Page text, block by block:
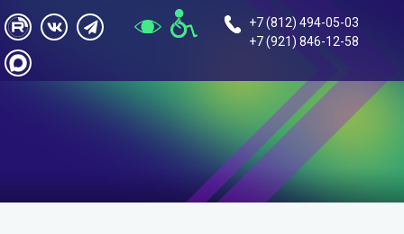
+7 (812) 494-05-03
+7 (921) 846-12-58